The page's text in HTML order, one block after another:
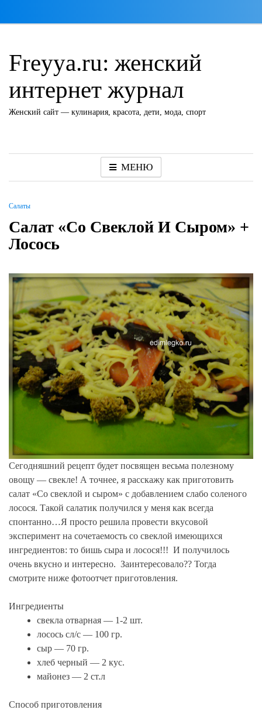
Freyya.ru: женский
интернет журнал
Женский сайт — кулинария, красота, дети, мода, спорт
МЕНЮ
Салаты
Салат «Со Свеклой И Сыром» +
Лосось
Сегодняшний рецепт будет посвящен весьма полезному
овощу — свекле! А точнее, я расскажу как приготовить
салат «Со свеклой и сыром» с добавлением слабо соленого
лосося. Такой салатик получился у меня как всегда
спонтанно…Я просто решила провести вкусовой
эксперимент на сочетаемость со свеклой имеющихся
ингредиентов: то бишь сыра и лосося!!! И получилось
очень вкусно и интересно. Заинтересовало?? Тогда
смотрите ниже фотоотчет приготовления.
Ингредиенты
свекла отварная — 1-2 шт.
лосось сл/c — 100 гр.
сыр — 70 гр.
хлеб черный — 2 кус.
майонез — 2 ст.л
Способ приготовления